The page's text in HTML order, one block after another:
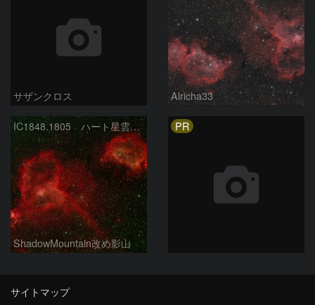
サザンクロス Alricha33
IC1848.1805 ハート星雲、胎児星雲
ShadowMountain改め影山
PR
サイトマップ